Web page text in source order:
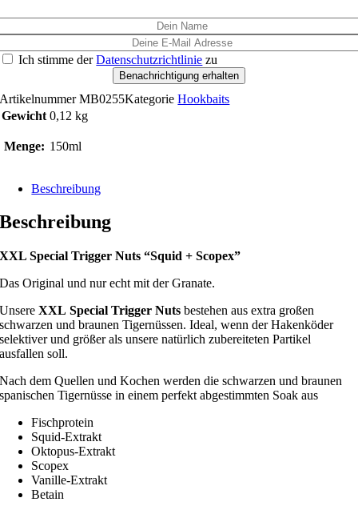
Ich stimme derDatenschutzrichtlinie zu
Benachrichtigung erhalten
ArtikelnummerMB0255KategorieHookbaits
Gewicht 0,12 kg
Menge: 150ml
Beschreibung
Beschreibung
XXL Special Trigger Nuts “Squid + Scopex”
Das Original und nur echt mit der Granate.
UnsereXXL Special Trigger Nuts bestehen aus extra großen
schwarzen und braunen Tigernüssen. Ideal, wenn der Hakenköder
selektiver und größer als unsere natürlich zubereiteten Partikel
ausfallen soll.
Nach dem Quellen und Kochen werden die schwarzen und braunen
spanischen Tigernüsse in einem perfekt abgestimmten Soak aus
Fischprotein
Squid-Extrakt
Oktopus-Extrakt
Scopex
Vanille-Extrakt
Betain